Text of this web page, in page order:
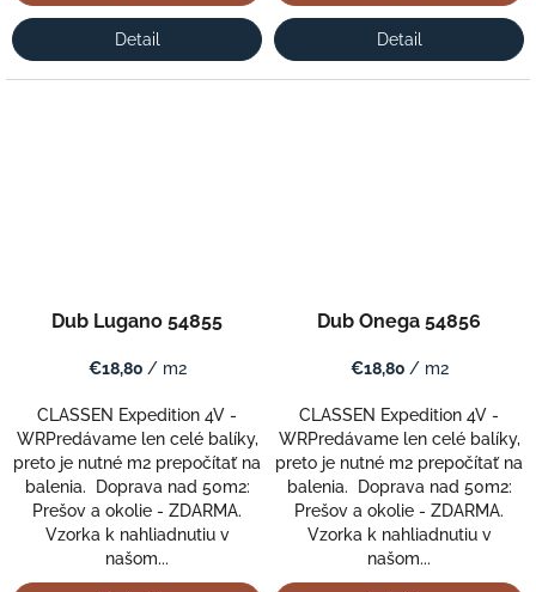
Detail Detail
Dub Lugano 54855
€18,80 / m2
CLASSEN Expedition 4V -
WRPredávame len celé balíky,
preto je nutné m2 prepočítať na
balenia. Doprava nad 50m2:
Prešov a okolie - ZDARMA.
Vzorka k nahliadnutiu v
našom...
Dub Onega 54856
€18,80 / m2
CLASSEN Expedition 4V -
WRPredávame len celé balíky,
preto je nutné m2 prepočítať na
balenia. Doprava nad 50m2:
Prešov a okolie - ZDARMA.
Vzorka k nahliadnutiu v
našom...